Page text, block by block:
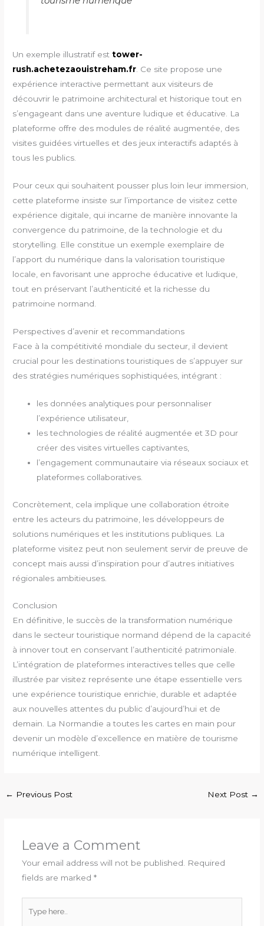
Un exemple illustratif esttower-
rush.achetezaouistreham.fr. Ce site propose une
expérience interactive permettant aux visiteurs de
découvrir le patrimoine architectural et historique tout en
s’engageant dans une aventure ludique et éducative. La
plateforme offre des modules de réalité augmentée, des
visites guidées virtuelles et des jeux interactifs adaptés à
tous les publics.
Pour ceux qui souhaitent pousser plus loin leur immersion,
cette plateforme insiste sur l’importance de visitez cette
expérience digitale, qui incarne de manière innovante la
convergence du patrimoine, de la technologie et du
storytelling. Elle constitue un exemple exemplaire de
l’apport du numérique dans la valorisation touristique
locale, en favorisant une approche éducative et ludique,
tout en préservant l’authenticité et la richesse du
patrimoine normand.
Perspectives d’avenir et recommandations
Face à la compétitivité mondiale du secteur, il devient
crucial pour les destinations touristiques de s’appuyer sur
des stratégies numériques sophistiquées, intégrant :
les données analytiques pour personnaliser
l’expérience utilisateur,
les technologies de réalité augmentée et 3D pour
créer des visites virtuelles captivantes,
l’engagement communautaire via réseaux sociaux et
plateformes collaboratives.
Concrètement, cela implique une collaboration étroite
entre les acteurs du patrimoine, les développeurs de
solutions numériques et les institutions publiques. La
plateforme visitez peut non seulement servir de preuve de
concept mais aussi d’inspiration pour d’autres initiatives
régionales ambitieuses.
Conclusion
En définitive, le succès de la transformation numérique
dans le secteur touristique normand dépend de la capacité
à innover tout en conservant l’authenticité patrimoniale.
L’intégration de plateformes interactives telles que celle
illustrée par visitez représente une étape essentielle vers
une expérience touristique enrichie, durable et adaptée
aux nouvelles attentes du public d’aujourd’hui et de
demain. La Normandie a toutes les cartes en main pour
devenir un modèle d’excellence en matière de tourisme
numérique intelligent.
← Previous Post Next Post →
Leave a Comment
Your email address will not be published.
Required
fields are marked *
here..